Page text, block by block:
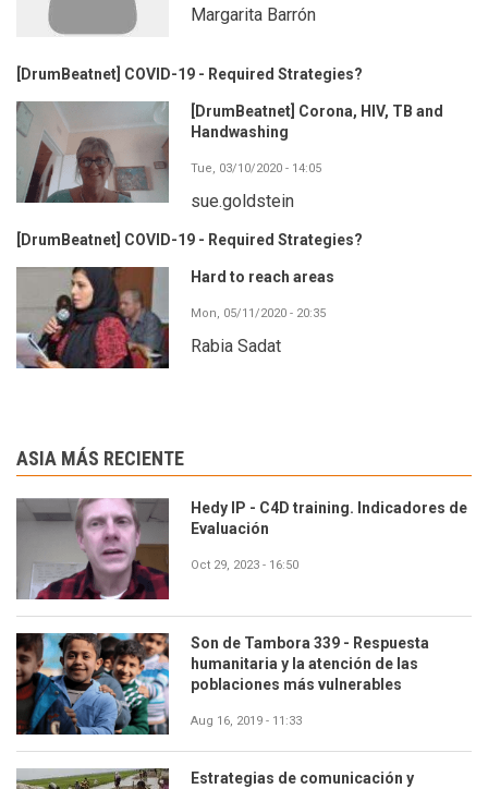
Margarita Barrón
[DrumBeatnet] COVID-19 - Required Strategies?
[DrumBeatnet] Corona, HIV, TB and
Handwashing
Tue, 03/10/2020 - 14:05
sue.goldstein
[DrumBeatnet] COVID-19 - Required Strategies?
Hard to reach areas
Mon, 05/11/2020 - 20:35
Rabia Sadat
ASIA MÁS RECIENTE
Hedy IP - C4D training. Indicadores de
Evaluación
Oct 29, 2023 - 16:50
Son de Tambora 339 - Respuesta
humanitaria y la atención de las
poblaciones más vulnerables
Aug 16, 2019 - 11:33
Estrategias de comunicación y